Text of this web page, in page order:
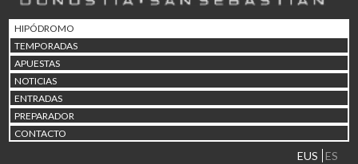
HIPÓDROMO
TEMPORADAS
APUESTAS
NOTICIAS
ENTRADAS
PREPARADOR
CONTACTO
EUS ES
15/08 17:05 Abuztuaren 15a / 15 de
23/08 17:30 Abuztuaren 23a / 23 de
30/08 17:30 Abuztuaren 30a / 30 de
02/09 11:15
06/09 17:30 Irailaren 6a / 6 de